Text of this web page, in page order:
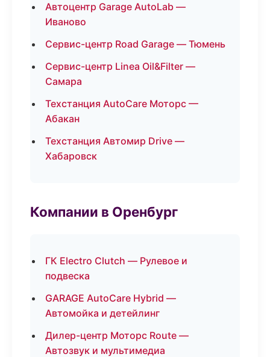
Автоцентр Garage AutoLab —
Иваново
Сервис-центр Road Garage — Тюмень
Сервис-центр Linea Oil&Filter —
Самара
Техстанция AutoCare Моторс —
Абакан
Техстанция Автомир Drive —
Хабаровск
Компании в Оренбург
ГК Electro Clutch — Рулевое и
подвеска
GARAGE AutoCare Hybrid —
Автомойка и детейлинг
Дилер-центр Моторс Route —
Автозвук и мультимедиа